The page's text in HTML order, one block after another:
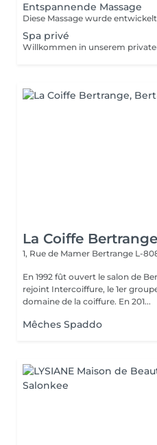
Entspannende Massage
Spa privé
La Coiffe Bertrange
1, Rue de Mamer Bertrange L-
En 1992 fût ouvert le salon de
rejoint Intercoiffure, le 1er
domaine de la coiffure. En 201...
Mêches Spaddo